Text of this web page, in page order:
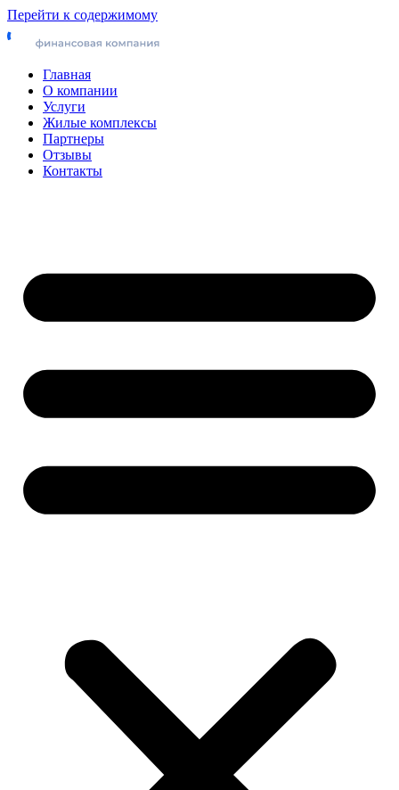
Перейти к содержимому
Главная
О компании
Услуги
Жилые комплексы
Партнеры
Отзывы
Контакты